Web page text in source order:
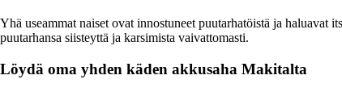
Yhä useammat naiset ovat innostuneet puutarhatöistä ja
puutarhansa siisteyttä ja karsimista vaivattomasti.
Löydä oma yhden käden akkusaha Makitalta